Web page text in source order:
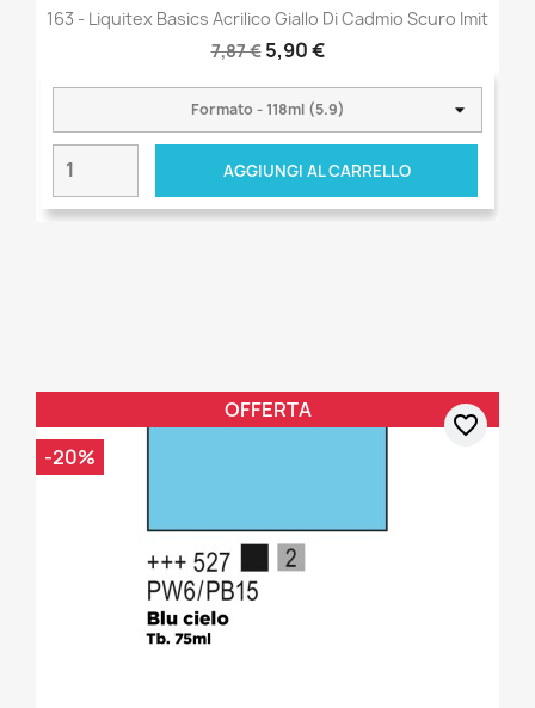
163 - Liquitex Basics Acrilico Giallo Di Cadmio Scuro Imit
7,87 € 5,90 €
AGGIUNGI AL CARRELLO
OFFERTA
-20%
favorite_border